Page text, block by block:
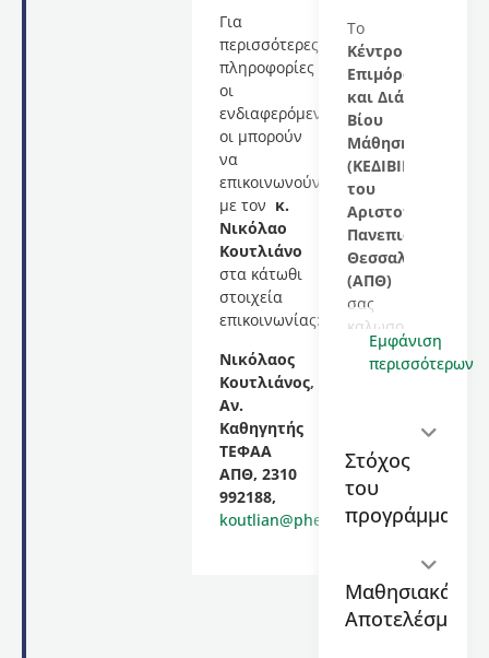
Για
περισσότερες
πληροφορίες
οι
ενδιαφερόμενες/
οι μπορούν
να
επικοινωνούν
με τον κ.
Νικόλαο
Κουτλιάνο
στα κάτωθι
στοιχεία
επικοινωνίας:
Νικόλαος
Κουτλιάνος,
Αν.
Καθηγητής
ΤΕΦΑΑ
ΑΠΘ, 2310
992188,
koutlian@phed.auth.gr
Το
Κέντρο
Επιμόρφωσης
και Διά
Βίου
Μάθησης
(ΚΕΔΙΒΙΜ)
του
Αριστοτελείου
Πανεπιστημίου
Θεσσαλονίκης
(ΑΠΘ)
σας
καλωσορίζει
στο
εκπαιδευτικό
«Πρώτες
Βοήθειες
στους
αθλητικούς
διάρκειας
6
διδακτικών
Εμφάνιση
περισσότερων
Στόχος
του
προγράμματος
Μαθησιακά
Αποτελέσματα